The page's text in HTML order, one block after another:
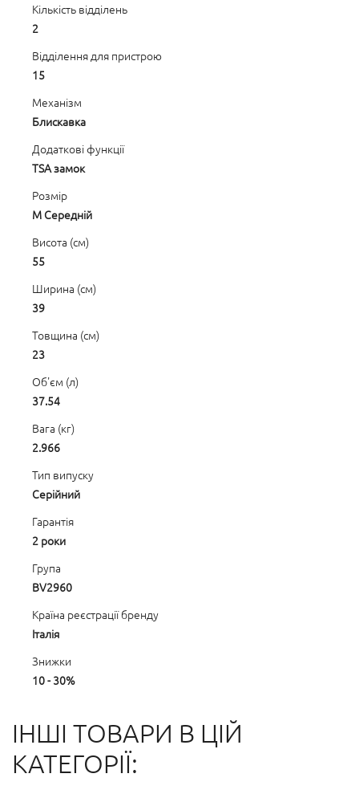
Кількість відділень
2
Відділення для пристрою
15
Механізм
Блискавка
Додаткові функції
TSA замок
Розмір
M Середній
Висота (см)
55
Ширина (см)
39
Товщина (см)
23
Об'єм (л)
37.54
Вага (кг)
2.966
Тип випуску
Серійний
Гарантія
2 роки
Група
BV2960
Країна реєстрації бренду
Італія
Знижки
10 - 30%
ІНШІ ТОВАРИ В ЦІЙ
КАТЕГОРІЇ: